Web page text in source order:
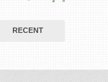
RECENT